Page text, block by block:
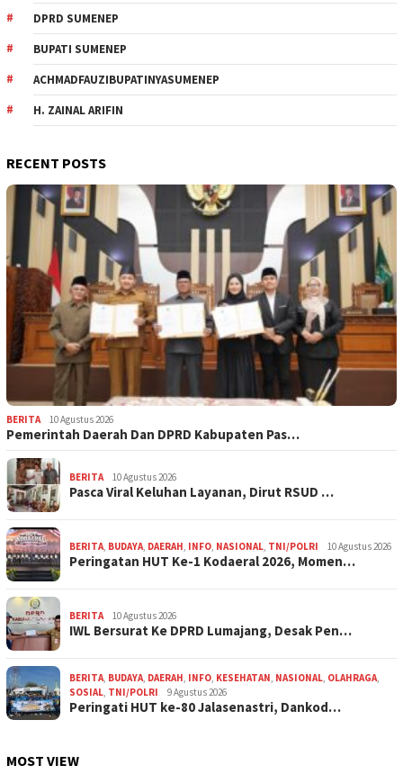
DPRD SUMENEP
BUPATI SUMENEP
ACHMADFAUZIBUPATINYASUMENEP
H. ZAINAL ARIFIN
RECENT POSTS
BERITA 10 Agustus 2026
Pemerintah Daerah Dan DPRD Kabupaten Pas…
BERITA 10 Agustus 2026
Pasca Viral Keluhan Layanan, Dirut RSUD …
BERITA BUDAYA DAERAH INFO NASIONAL TNI/POLRI 10 Agustus 2026
Peringatan HUT Ke-1 Kodaeral 2026, Momen…
BERITA 10 Agustus 2026
IWL Bersurat Ke DPRD Lumajang, Desak Pen…
BERITA BUDAYA DAERAH INFO KESEHATAN NASIONAL OLAHRAGA
SOSIAL TNI/POLRI 9 Agustus 2026
Peringati HUT ke-80 Jalasenastri, Dankod…
MOST VIEW